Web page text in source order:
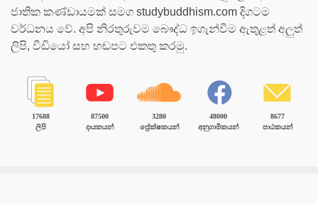
ජාතික කණ්ඩායමක් සමග studybuddhism.com දිගටම
වර්ධනය වේ. අපි නිරතුරුවම බෞද්ධ ඉගැන්වීම ඇතුළත් අලුත්
ලිපි, වීඩියෝ සහ හඬපට එකතු කරමු.
17688
ලිපි
87500
දායකයන්
3280
ප්‍රේක්ෂකයන්
48000
අනුගාමිකයන්
8677
පාඨකයන්